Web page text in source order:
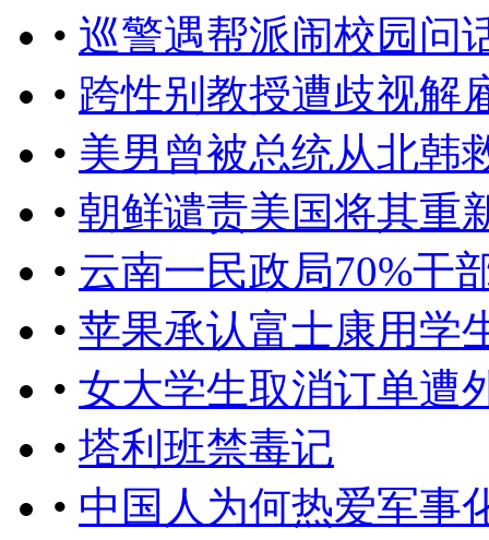
• 巡警遇帮派闹校园问
• 跨性别教授遭歧视解
• 美男曾被总统从北韩
• 朝鲜谴责美国将其重
• 云南一民政局70%干
• 苹果承认富士康用学
• 女大学生取消订单遭
• 塔利班禁毒记
• 中国人为何热爱军事